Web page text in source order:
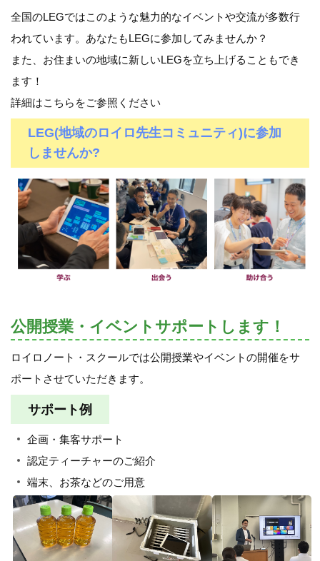
全国のLEGではこのような魅力的なイベントや交流が多数行
われています。あなたもLEGに参加してみませんか？
また、お住まいの地域に新しいLEGを立ち上げることもでき
ます！
詳細はこちらをご参照ください
LEG(地域のロイロ先生コミュニティ)に参加
しませんか?
公開授業・イベントサポートします！
ロイロノート・スクールでは公開授業やイベントの開催をサ
ポートさせていただきます。
サポート例
企画・集客サポート
認定ティーチャーのご紹介
端末、お茶などのご用意